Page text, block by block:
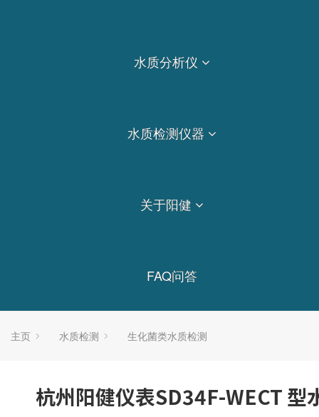
水质分析仪
水质检测仪器
关于阳健
FAQ问答
主页 水质检测 生化菌类水质检测
杭州阳健仪表SD34F-WECT 型